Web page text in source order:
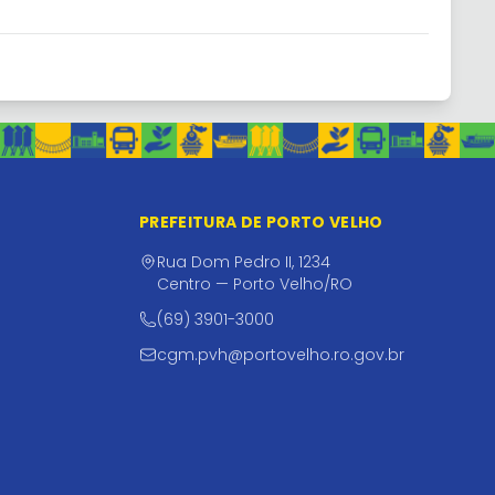
PREFEITURA DE PORTO VELHO
Rua Dom Pedro II, 1234
Centro — Porto Velho/RO
(69) 3901-3000
cgm.pvh@portovelho.ro.gov.br